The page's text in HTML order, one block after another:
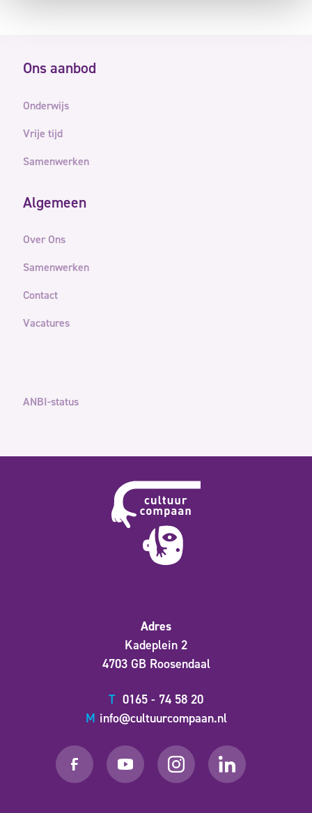
Adres
Kadeplein 2
4703 GB Roosendaal
T 0165 - 74 58 20
M info@cultuurcompaan.nl
Ons aanbod
Onderwijs
Vrije tijd
Samenwerken
Algemeen
Over Ons
Samenwerken
Contact
Vacatures
ANBI-status